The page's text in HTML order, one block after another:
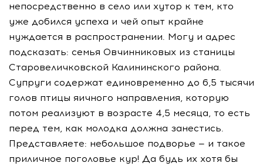
непосредственно в село или хутор к тем, кто
уже добился успеха и чей опыт крайне
нуждается в распространении. Могу и адрес
подсказать: семья Овчинниковых из станицы
Старовеличковской Калининского района.
Супруги содержат единовременно до 6,5 тысячи
голов птицы яичного направления, которую
потом реализуют в возрасте 4,5 месяца, то есть
перед тем, как молодка должна занестись.
Представляете: небольшое подворье — и такое
приличное поголовье кур! Да будь их хотя бы